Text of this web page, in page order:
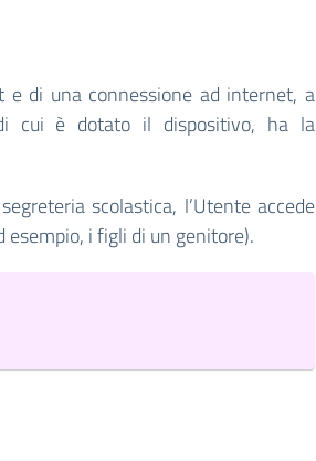
e di una connessione ad internet, a
cui è dotato il dispositivo, ha la
scolastica, l’Utente accede
i figli di un genitore).